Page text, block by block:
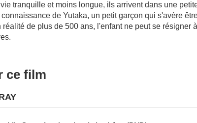
tranquille et moins longue, ils arrivent dans une
de Yutaka, un petit garçon qui s'avère
réalité de plus de 500 ans, l'enfant ne peut se résigner
ce film